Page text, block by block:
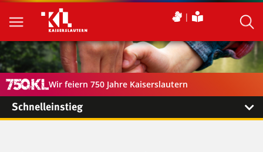
Wir feiern 750 Jahre Kaiserslautern
Schnelleinstieg